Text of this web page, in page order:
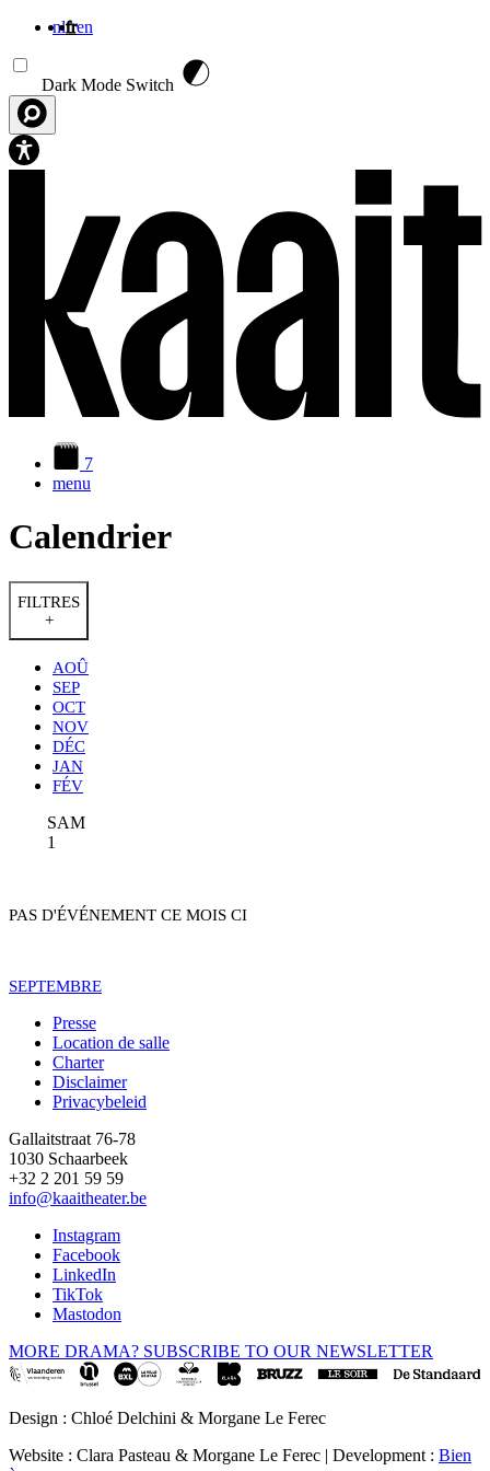
nlfren
Dark Mode Switch
7
menu
Calendrier
FILTRES
+
AOÛ
SEP
OCT
NOV
DÉC
JAN
FÉV
SAM
1
PAS D'ÉVÉNEMENT CE MOIS CI
SEPTEMBRE
Footer
Presse
Location de salle
Charter
Disclaimer
Privacybeleid
Gallaitstraat 76-78
1030 Schaarbeek
+32 2 201 59 59
info@kaaitheater.be
Instagram
Facebook
LinkedIn
TikTok
Mastodon
MORE DRAMA? SUBSCRIBE TO OUR NEWSLETTER
Design : Chloé Delchini & Morgane Le Ferec
Website : Clara Pasteau & Morgane Le Ferec | Development : Bien